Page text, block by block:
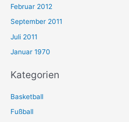
Februar 2012
September 2011
Juli 2011
Januar 1970
Kategorien
Basketball
Fußball